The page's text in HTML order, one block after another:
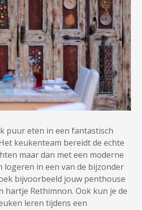
puur eten in een fantastisch
keukenteam bereidt de echte
maar dan met een moderne
logeren in een van de bijzonder
bijvoorbeeld jouw penthouse
hartje Rethimnon. Ook kun je de
leren tijdens een